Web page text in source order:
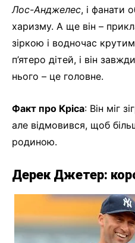
Лос-Анджелес, і фанати
харизму. А ще він –
зіркою і водночас
п’ятеро дітей, і він
нього – це головне.
Факт про Кріса: Він міг
але відмовився, щоб
родиною.
Дерек Джетер: